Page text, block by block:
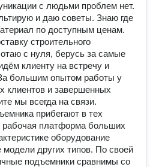
с людьми проблем нет.
и даю советы. Знаю где
по доступным ценам.
строительного
с нуля, берусь за самые
клиенту на встречу и
большим опытом работы у
клиентов и завершенных
мы всегда на связи.
прибегают в тех
рабочая платформа больших
оборудование
других типов. По своей
подъемники сравнимы со